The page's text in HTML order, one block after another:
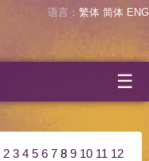
语言： 繁体 简体 ENG
☰
2 3 4 5 6 7 8 9 10 11 12